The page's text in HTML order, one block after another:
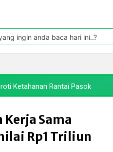
Pasaroleh
ingin anda baca hari ini..?
Ketahanan Rantai Pasok
Kerja Sama
Rp1 Triliun